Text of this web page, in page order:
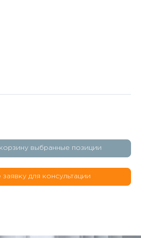
выбранные позиции
заявку для консультации